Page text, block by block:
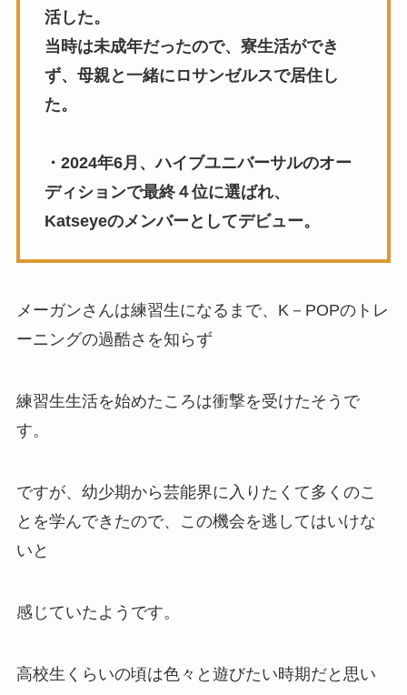
活した。
当時は未成年だったので、寮生活ができ
ず、母親と一緒にロサンゼルスで居住し
た。
・2024年6月、ハイブユニバーサルのオー
ディションで最終４位に選ばれ、
Katseyeのメンバーとしてデビュー。
メーガンさんは練習生になるまで、K－POPのトレ
ーニングの過酷さを知らず
練習生生活を始めたころは衝撃を受けたそうで
す。
ですが、幼少期から芸能界に入りたくて多くのこ
とを学んできたので、この機会を逃してはいけな
いと
感じていたようです。
高校生くらいの頃は色々と遊びたい時期だと思い